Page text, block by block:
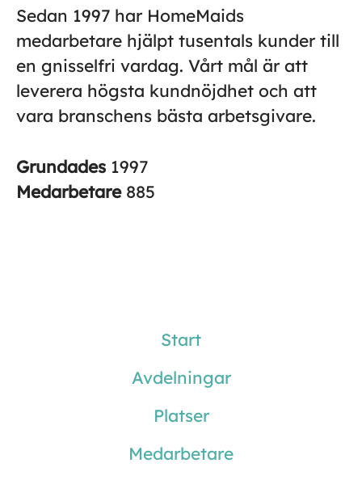
Sedan 1997 har HomeMaids
medarbetare hjälpt tusentals kunder till
en gnisselfri vardag. Vårt mål är att
leverera högsta kundnöjdhet och att
vara branschens bästa arbetsgivare.
Grundades 1997
Medarbetare 885
Start
Avdelningar
Platser
Medarbetare